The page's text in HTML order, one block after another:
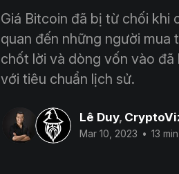
Giá Bitcoin đã bị từ chối khi
quan đến những người mua
chốt lời và dòng vốn vào
với tiêu chuẩn lịch sử.
Lê Duy,
Mar 10, 2023 • 13